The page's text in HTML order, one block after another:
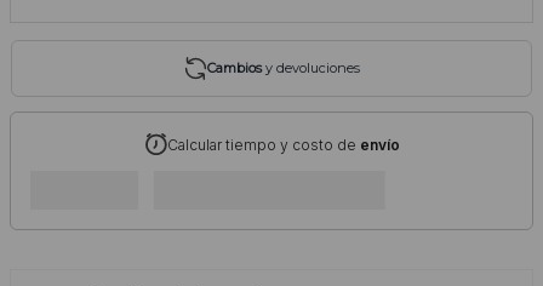
Cambiosy devoluciones
Calcular tiempo y costo de envío